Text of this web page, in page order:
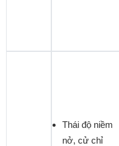
Thái độ niềm
nở, cử chỉ